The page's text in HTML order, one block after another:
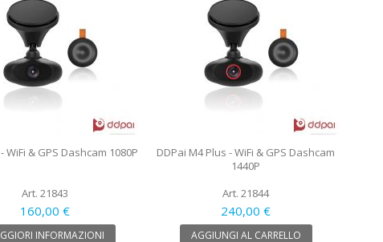
WiFi & GPS Dashcam 1080P
Art. 21843
160,00 €
INFORMAZIONI
DDPai M4 Plus - WiFi & GPS Dashcam
1440P
Art. 21844
240,00 €
AGGIUNGI AL CARRELLO